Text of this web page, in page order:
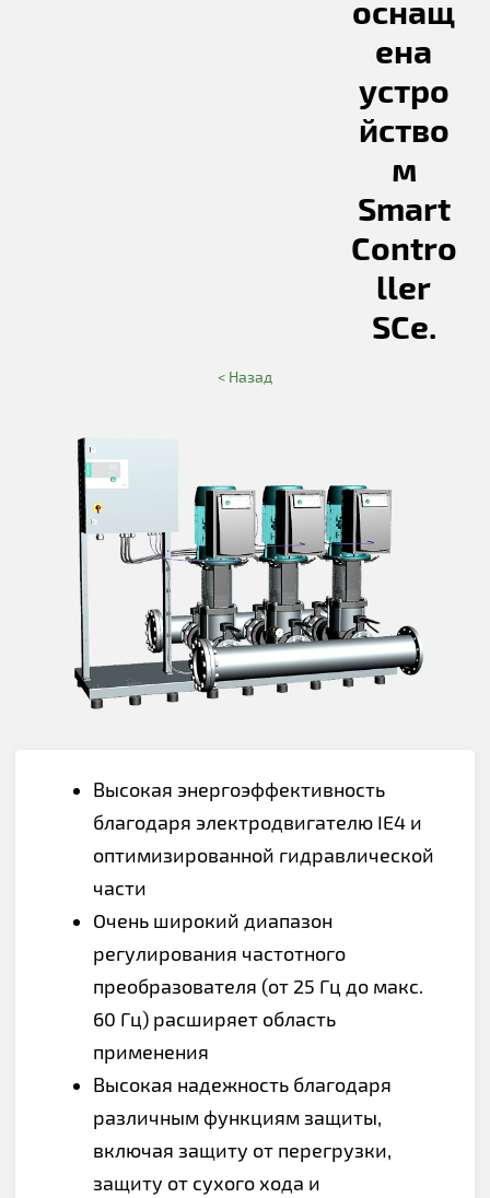
оснащ
ена
устро
йство
м
Smart
Contro
ller
SCe.
< Назад
Высокая энергоэффективность
благодаря электродвигателю IE4 и
оптимизированной гидравлической
части
Очень широкий диапазон
регулирования частотного
преобразователя (от 25 Гц до макс.
60 Гц) расширяет область
применения
Высокая надежность благодаря
различным функциям защиты,
включая защиту от перегрузки,
защиту от сухого хода и